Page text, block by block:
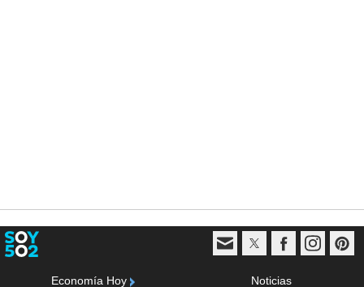
Economía Hoy Noticias